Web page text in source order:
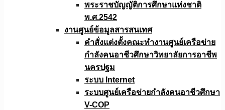
พระราชบัญญัติการศึกษาแห่งชาติ
พ.ศ.2542
งานศูนย์ข้อมูลสารสนเทศ
คำสั่งแต่งตั้งคณะทำงานศูนย์เครือข่าย
กำลังคนอาชีวศึกษาวิทยาลัยการอาชีพ
นครปฐม
ระบบ Internet
ระบบศูนย์เครือข่ายกำลังคนอาชีวศึกษา
V-COP